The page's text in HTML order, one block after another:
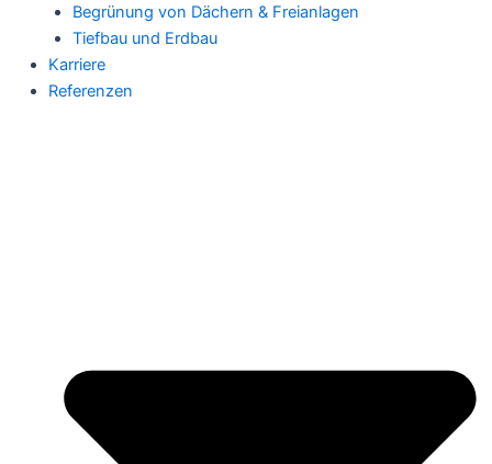
Begrünung von Dächern & Freianlagen
Tiefbau und Erdbau
Karriere
Referenzen